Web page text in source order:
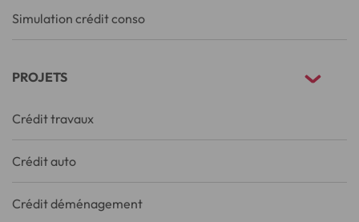
Simulation crédit conso
PROJETS
Crédit travaux
Crédit auto
Crédit déménagement